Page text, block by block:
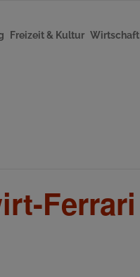
Freizeit & Kultur Wirtschaft
Ferrari